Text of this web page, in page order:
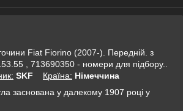
Fiat Fiorino (2007-). Передній. з
, 713690350 - номери для підбору..
SKF Крaїна: Німеччина
заснована у далекому 1907 році у